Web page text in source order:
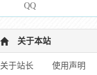
QQ
关于本站
关于站长 使用声明